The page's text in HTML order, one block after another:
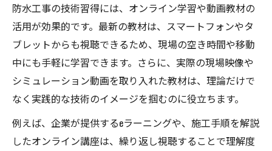
は
最新防水工事教材で得られる実践的な知識
防水工事技術革新を支える学習事例を解説
深谷市や蕨市における防水工事力強化の秘訣
防水工事力強化で現場の課題解決を図る方
蕨市・深谷市で役立つ防水工事教材の特徴
防水工事の技術習得には、オンライン学習や動画教材の
活用が効果的です。最新の教材は、スマートフォンやタ
ブレットからも視聴できるため、現場の空き時間や移動
中にも手軽に学習できます。さらに、実際の現場映像や
シミュレーション動画を取り入れた教材は、理論だけで
なく実践的な技術のイメージを掴むのに役立ちます。
例えば、企業が提供するeラーニングや、施工手順を解説
したオンライン講座は、繰り返し視聴することで理解度